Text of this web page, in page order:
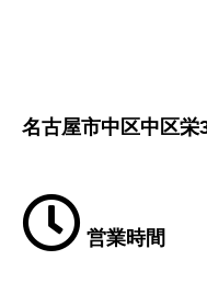
名古屋市中区中区
営業時間